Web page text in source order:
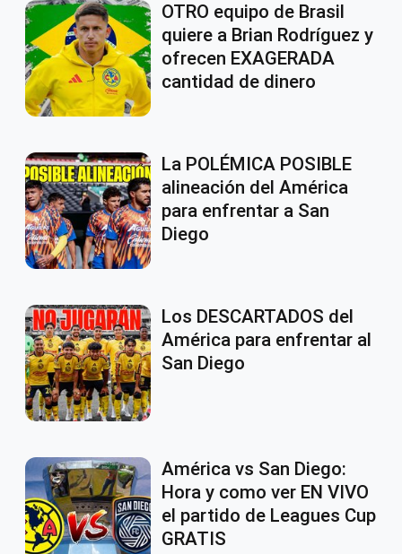
OTRO equipo de Brasil
quiere a Brian Rodríguez y
ofrecen EXAGERADA
cantidad de dinero
La POLÉMICA POSIBLE
alineación del América
para enfrentar a San
Diego
Los DESCARTADOS del
América para enfrentar al
San Diego
América vs San Diego:
Hora y como ver EN VIVO
el partido de Leagues Cup
GRATIS